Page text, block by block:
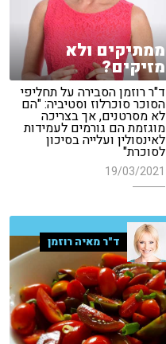
ממתיקים ולא
מזיקים?
ד"ר רוזמן הסבירה על תחליפי
הסוכר סוכרלוז וסטיביה: "הם
לא מסרטנים, אך בצריכה
מוגזמת הם גורמים לעמידות
לאינסולין ועלייה בסיכון
לסוכרת"
19/03/2021
ד"ר מאיה רוזמן